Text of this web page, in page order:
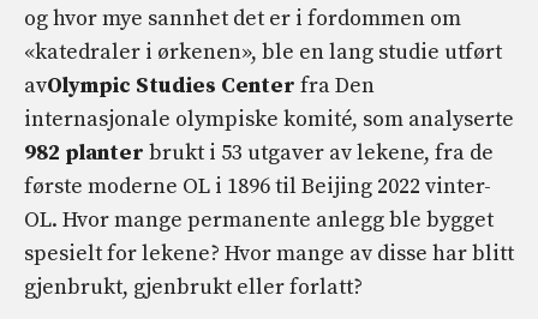
og hvor mye sannhet det er i fordommen om
«katedraler i ørkenen», ble en lang studie utført
avOlympic Studies Center fra Den
internasjonale olympiske komité, som analyserte
982 planter brukt i 53 utgaver av lekene, fra de
første moderne OL i 1896 til Beijing 2022 vinter-
OL. Hvor mange permanente anlegg ble bygget
spesielt for lekene? Hvor mange av disse har blitt
gjenbrukt, gjenbrukt eller forlatt?